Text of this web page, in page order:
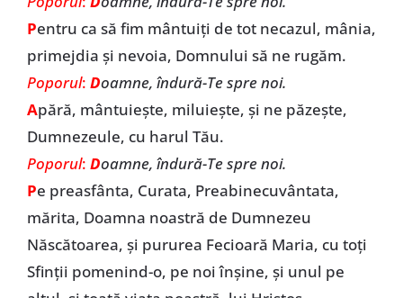
Pentru ca să fim mântuiți de tot necazul, mânia,
primejdia și nevoia, Domnului să ne rugăm.
Poporul: Doamne, îndură-Te spre noi.
Apără, mântuiește, miluiește, și ne păzește,
Dumnezeule, cu harul Tău.
Poporul: Doamne, îndură-Te spre noi.
Pe preasfânta, Curata, Preabinecuvântata,
mărita, Doamna noastră de Dumnezeu
Născătoarea, și pururea Fecioară Maria, cu toți
Sfinții pomenind-o, pe noi înșine, și unul pe